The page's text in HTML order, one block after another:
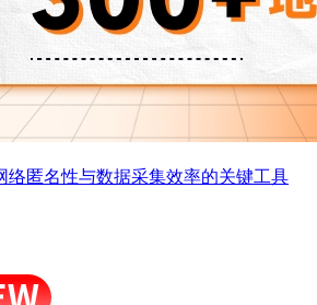
络匿名性与数据采集效率的关键工具